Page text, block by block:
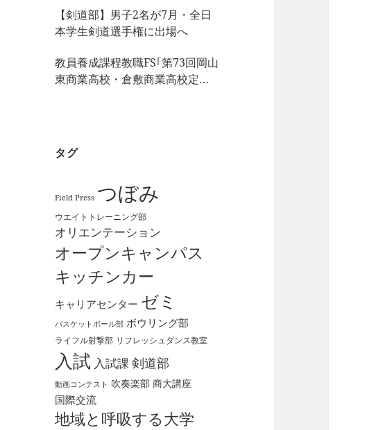
ました！
【剣道部】男子2名が7月・全日
本学生剣道選手権に出場へ
教員養成課程教職FS｢第73回岡山
東商業高校・倉敷商業高校定期
タグ
Field Press つぼみ
ウエイトトレーニング部
オリエンテーション
オープンキャンパス
キッチンカー
キャリアセンター ゼミ
バスケットボール部 ボウリング部
ライフル射撃部 リフレッシュダンス教室
入試 入試課 剣道部
動画コンテスト 吹奏楽部 商大講座
国際交流
地域と呼吸する大学